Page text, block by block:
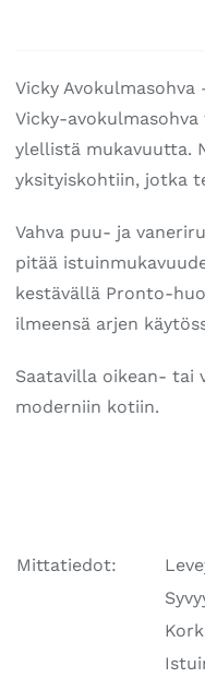
Vicky
Vicky-
ylellistä mukavuutta.
yksityiskohtiin, jotka
Vahva puu- ja
pitää
kestävällä Pronto-
ilmeensä arjen
Saatavilla oikean- tai
moderniin kotiin.
Mittatiedot: